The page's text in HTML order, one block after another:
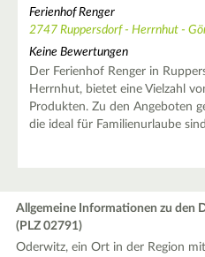
Ferienhof Renger
2747 Ruppersdorf - Herrnhut -
Keine Bewertungen
Der Ferienhof Renger in
Herrnhut, bietet eine Vielzahl
Produkten. Zu den Angeboten
die ideal für Familienurlaube
Allgemeine Informationen zu den
(PLZ 02791)
Oderwitz, ein Ort in der Region